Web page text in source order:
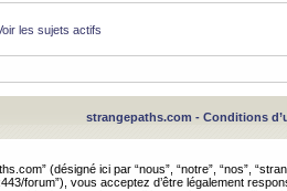
les sujets actifs
strangepaths.com - Conditions
(désigné ici par “nous”, “notre”, “nos”,
forum”), vous acceptez d’être légalement